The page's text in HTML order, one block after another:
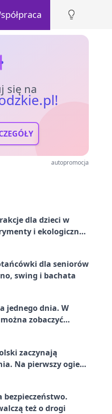
się na
autopromocja
dla dzieci w
i ekologiczny
dla seniorów
swing i bachata
jednego dnia. W
zobaczyć
zaczynają
Na pierwszy ogień
bezpieczeństwo.
też o drogi